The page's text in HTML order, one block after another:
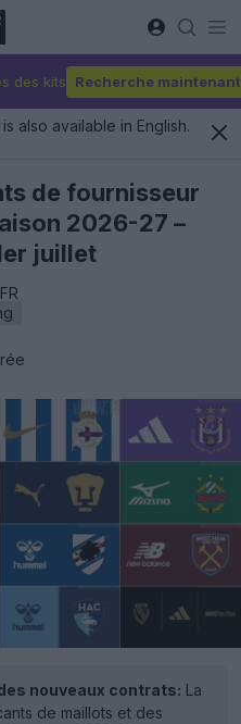
des kits Recherche maintenant
also available in English.
de fournisseur
2026-27 –
juillet
nouveaux contrats: La
de maillots et des